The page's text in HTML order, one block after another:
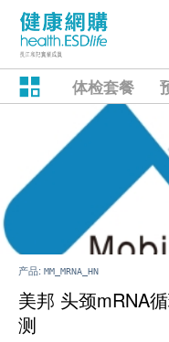
体检套餐
产品: MM_MRNA_HN
美邦 头颈mRNA
测